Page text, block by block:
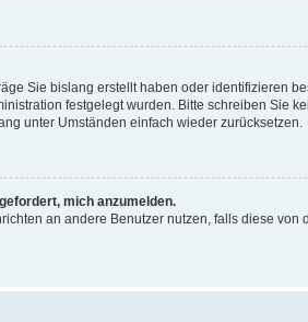
Sie bislang erstellt haben oder identifizieren
festgelegt wurden. Bitte schreiben Sie
unter Umständen einfach wieder zurücksetzen.
mich anzumelden.
an andere Benutzer nutzen, falls diese